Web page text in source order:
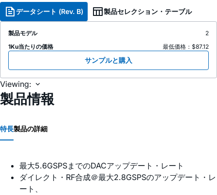
データシート (Rev. B) 製品セレクション・テーブル
製品モデル
2
1Ku当たりの価格
最低価格：$87.12
サンプルと購入
Viewing:
製品情報
特長製品の詳細
最大5.6GSPSまでのDACアップデート・レート
ダイレクト・RF合成＠最大2.8GSPSのアップデート・レ
ート、